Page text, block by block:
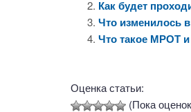
Как будет
Что изменилось
Что такое МРОТ
Оценка статьи:
(Пока